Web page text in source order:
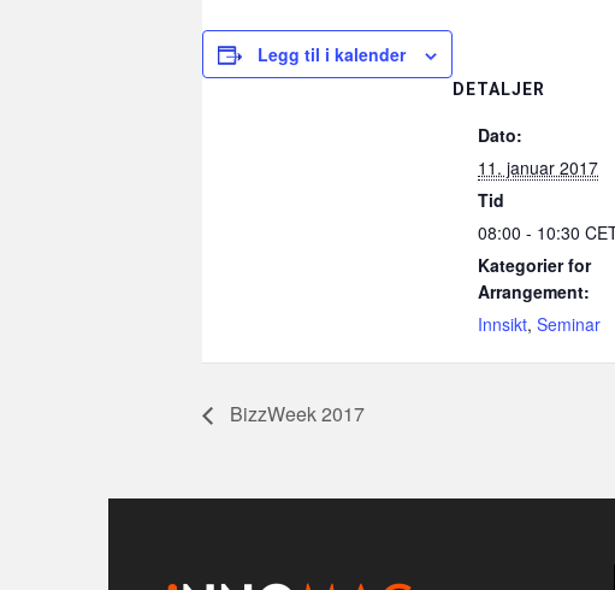
Legg til i kalender
DETALJER
Dato:
11. januar 2017
Tid
08:00 - 10:30
Kategorier for
Arrangement:
Innsikt, Seminar
BizzWeek 2017